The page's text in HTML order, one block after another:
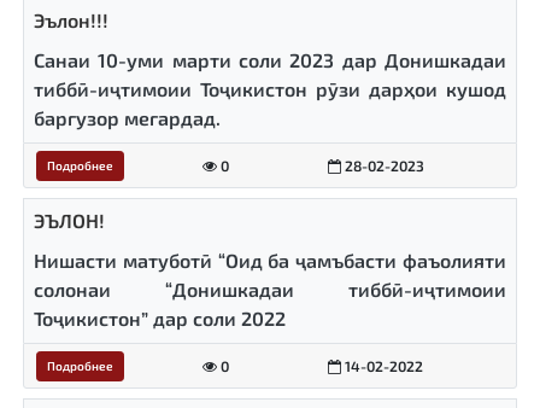
Эълон!!!
Санаи 10-уми марти соли 2023 дар Донишкадаи
тиббӣ-иҷтимоии Тоҷикистон рӯзи дарҳои кушод
баргузор мегардад.
Подробнее 0 28-02-2023
ЭЪЛОН!
Нишасти матуботӣ “Оид ба ҷамъбасти фаъолияти
солонаи “Донишкадаи тиббӣ-иҷтимоии
Тоҷикистон” дар соли 2022
Подробнее 0 14-02-2022